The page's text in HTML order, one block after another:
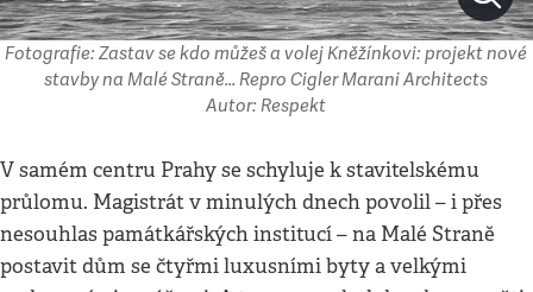
Fotografie: Zastav se kdo můžeš a volej Kněžínkovi: projekt nové
stavby na Malé Straně... Repro Cigler Marani Architects
Autor: Respekt
V samém centru Prahy se schyluje k stavitelskému
průlomu. Magistrát v minulých dnech povolil – i přes
nesouhlas památkářských institucí – na Malé Straně
postavit dům se čtyřmi luxusními byty a velkými